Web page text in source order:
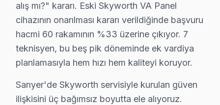
Kısırkaya, tarihi ve doğal güzellikleri ile dikkat çeken
Kireçburnu'da Skyworth TV Servisi
Kireçburnu, boğaz manzarası ile bilinen bir mahalle.
Kilyos, deniz kenarında yer alan bir mahalledir.
alış mı?" kararı. Eski Skyworth VA Panel
cihazının onarılması kararı verildiğinde başvuru
hacmi 60 rakamının %33 üzerine çıkıyor. 7
teknisyen, bu beş pik döneminde ek vardiya
planlamasıyla hem hızı hem kaliteyi koruyor.
Sarıyer'de Skyworth servisiyle kurulan güven
ilişkisini üç bağımsız boyutta ele alıyoruz.